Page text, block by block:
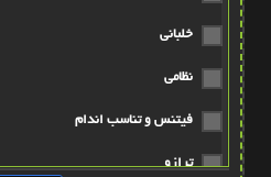
خلبانی
نظامی
فیتنس و تناسب اندام
ترازو